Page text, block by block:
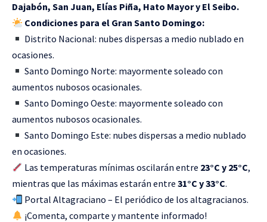
Dajabón, San Juan, Elías Piña, Hato Mayor y El Seibo.
Condiciones para el Gran Santo Domingo:
Distrito Nacional: nubes dispersas a medio nublado en
ocasiones.
Santo Domingo Norte: mayormente soleado con
aumentos nubosos ocasionales.
Santo Domingo Oeste: mayormente soleado con
aumentos nubosos ocasionales.
Santo Domingo Este: nubes dispersas a medio nublado
en ocasiones.
Las temperaturas mínimas oscilarán entre 23°C y 25°C,
mientras que las máximas estarán entre 31°C y 33°C.
Portal Altagraciano – El periódico de los altagracianos.
¡Comenta, comparte y mantente informado!